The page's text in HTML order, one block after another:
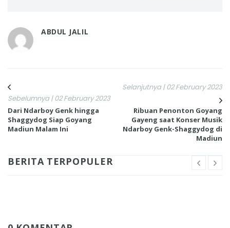
ABDUL JALIL
Sebelumnya | 02 February 2023
Dari Ndarboy Genk hingga
Shaggydog Siap Goyang
Madiun Malam Ini
Selanjutnya | 02 February 2023
Ribuan Penonton Goyang
Gayeng saat Konser Musik
Ndarboy Genk-Shaggydog di
Madiun
BERITA TERPOPULER